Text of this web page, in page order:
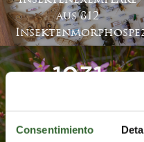
Consentimiento
aus 812
1031
Pflanzenarten